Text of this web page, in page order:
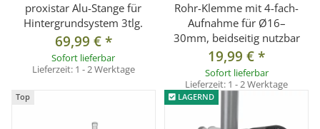
proxistar Alu-Stange für
Hintergrundsystem 3tlg.
69,99 €*
Sofort lieferbar
Lieferzeit: 1 - 2 Werktage
Rohr-Klemme mit 4-fach-
Aufnahme für Ø16–
30mm, beidseitig nutzbar
19,99 €*
Sofort lieferbar
Lieferzeit: 1 - 2 Werktage
Top LAGERND